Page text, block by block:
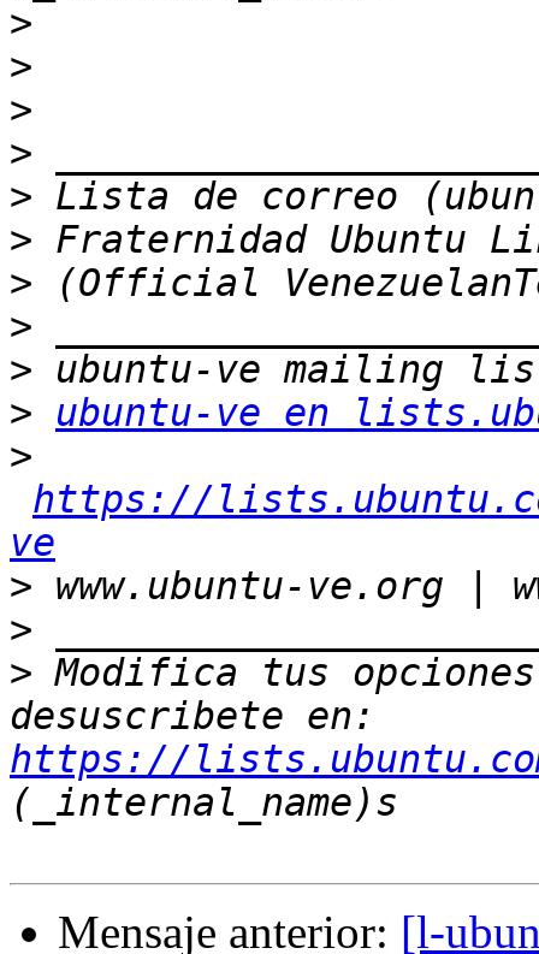
>
>
>
>
>
>
>
>
>
>
ubuntu-ve en
>
https://
ve
>
>
> Modifica tus
https://
Mensaje anterior: [l-